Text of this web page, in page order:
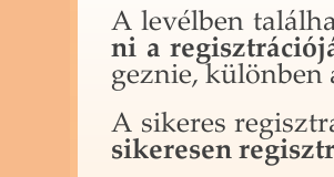
A le­vél­ben
ni a
gez­nie, kü­lön­ben
A si­ke­res
si­ke­re­sen